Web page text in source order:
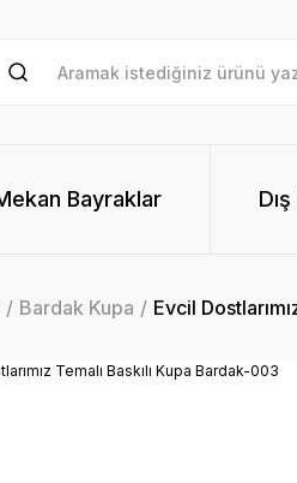
Bayraklar
Bardak Kupa Evcil